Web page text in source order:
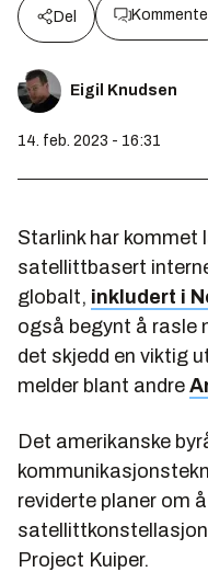
Del
Eigil Knudsen
14. feb. 2023 - 16:31
Starlink har kommet
satellittbasert
globalt, inkludert i
også begynt å rasle
det skjedd en viktig
melder blant andre
Det amerikanske
reviderte planer om
Project Kuiper.